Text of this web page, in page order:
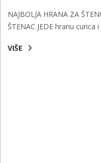
NAJBOLJA HRANA ZA
ŠTENAC JEDE hranu curica
VIŠE